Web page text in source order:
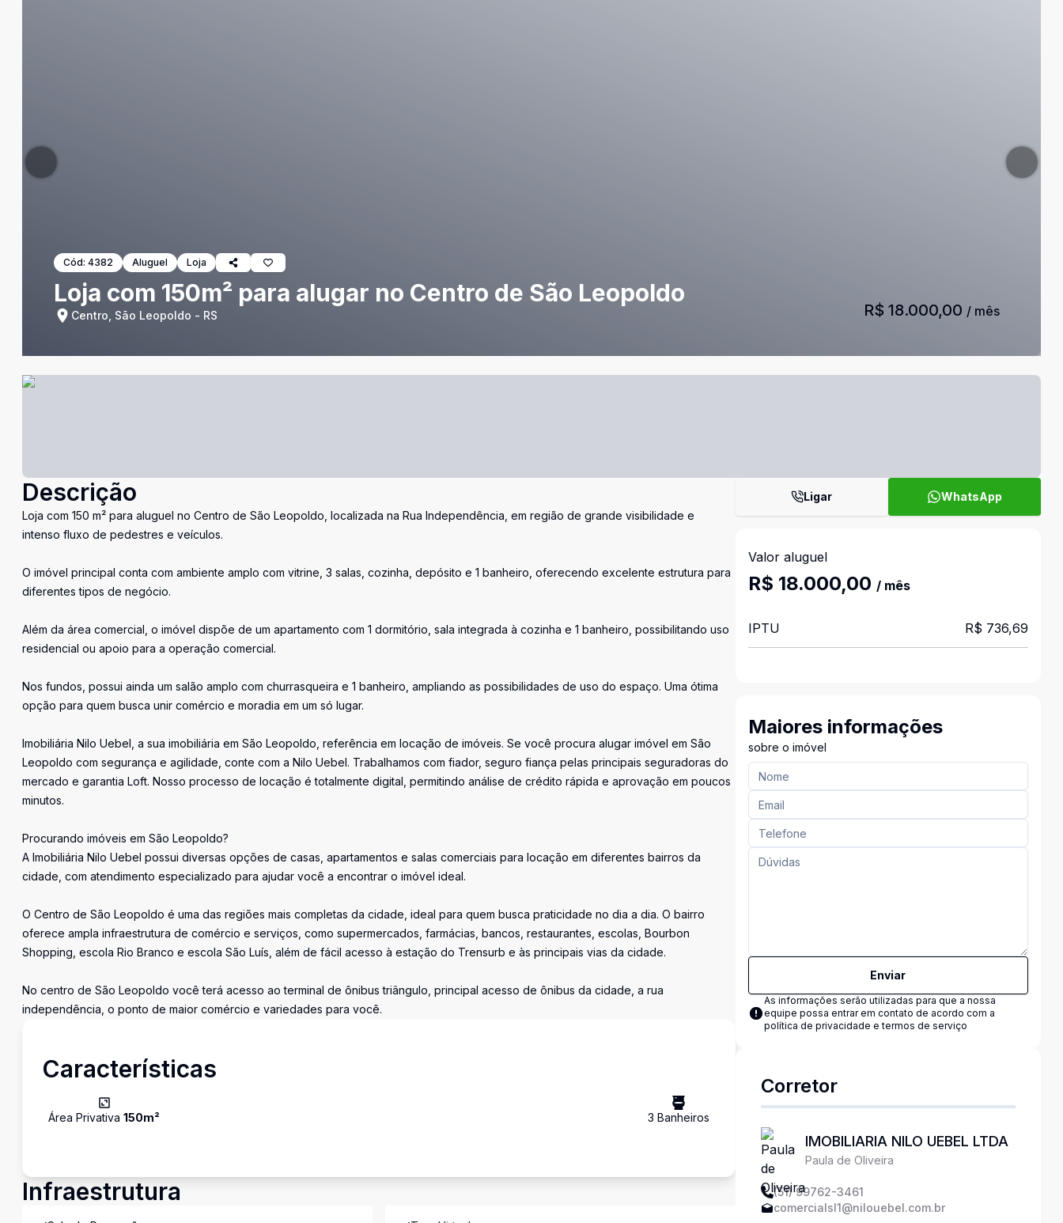
Cód: 4382 Aluguel Loja
Loja com 150m² para alugar no Centro de São Leopoldo
Centro, São Leopoldo - RS R$ 18.000,00 / mês
Descrição
Loja com 150 m² para aluguel no Centro de São Leopoldo, localizada na Rua Independência, em região de grande visibilidade e
intenso fluxo de pedestres e veículos.
O imóvel principal conta com ambiente amplo com vitrine, 3 salas, cozinha, depósito e 1 banheiro, oferecendo excelente estrutura para
diferentes tipos de negócio.
Além da área comercial, o imóvel dispõe de um apartamento com 1 dormitório, sala integrada à cozinha e 1 banheiro, possibilitando uso
residencial ou apoio para a operação comercial.
Nos fundos, possui ainda um salão amplo com churrasqueira e 1 banheiro, ampliando as possibilidades de uso do espaço. Uma ótima
opção para quem busca unir comércio e moradia em um só lugar.
Imobiliária Nilo Uebel, a sua imobiliária em São Leopoldo, referência em locação de imóveis. Se você procura alugar imóvel em São
Leopoldo com segurança e agilidade, conte com a Nilo Uebel. Trabalhamos com fiador, seguro fiança pelas principais seguradoras do
mercado e garantia Loft. Nosso processo de locação é totalmente digital, permitindo análise de crédito rápida e aprovação em poucos
minutos.
Procurando imóveis em São Leopoldo?
A Imobiliária Nilo Uebel possui diversas opções de casas, apartamentos e salas comerciais para locação em diferentes bairros da
cidade, com atendimento especializado para ajudar você a encontrar o imóvel ideal.
O Centro de São Leopoldo é uma das regiões mais completas da cidade, ideal para quem busca praticidade no dia a dia. O bairro
oferece ampla infraestrutura de comércio e serviços, como supermercados, farmácias, bancos, restaurantes, escolas, Bourbon
Shopping, escola Rio Branco e escola São Luís, além de fácil acesso à estação do Trensurb e às principais vias da cidade.
No centro de São Leopoldo você terá acesso ao terminal de ônibus triângulo, principal acesso de ônibus da cidade, a rua
independência, o ponto de maior comércio e variedades para você.
Características
Área Privativa 150m² 3 Banheiros
Infraestrutura
Ligar WhatsApp
Valor aluguel
R$ 18.000,00 / mês
IPTU R$ 736,69
Maiores informações
sobre o imóvel
Enviar
As informações serão utilizadas para que a nossa
equipe possa entrar em contato de acordo com a
política de privacidade e termos de serviço
Corretor
IMOBILIARIA NILO UEBEL LTDA
Paula de Oliveira
(51) 99762-3461
comercialsl1@nilouebel.com.br